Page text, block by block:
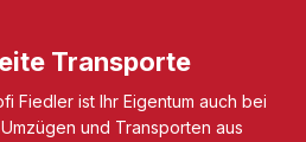
Transporte
Fiedler ist Ihr Eigentum auch bei
und Transporten aus